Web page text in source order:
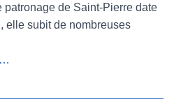
patronage de Saint-Pierre date
elle subit de nombreuses
…